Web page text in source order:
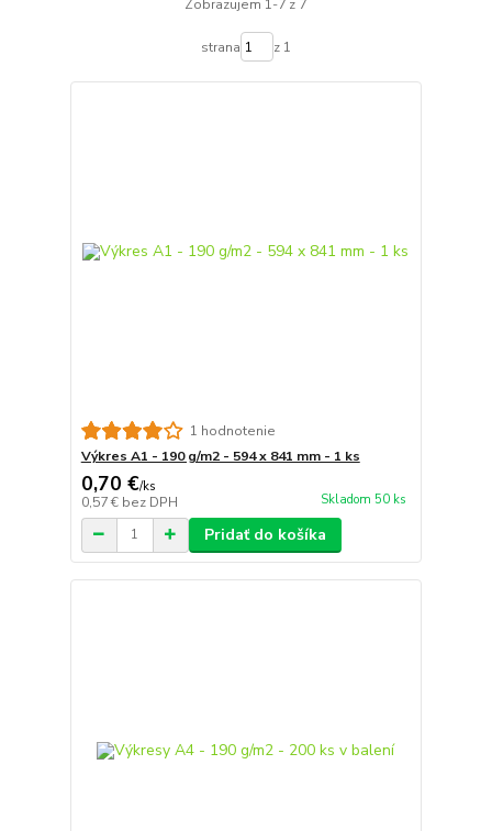
Zobrazujem 1-7 z 7
strana z 1
1 hodnotenie
Výkres A1 - 190 g/m2 - 594 x 841 mm - 1 ks
0,70 €/ks
0,57 € bez DPH Skladom 50 ks
Pridať do košíka